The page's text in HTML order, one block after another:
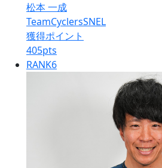
松本 一成
TeamCyclersSNEL
獲得ポイント
405pts
RANK6